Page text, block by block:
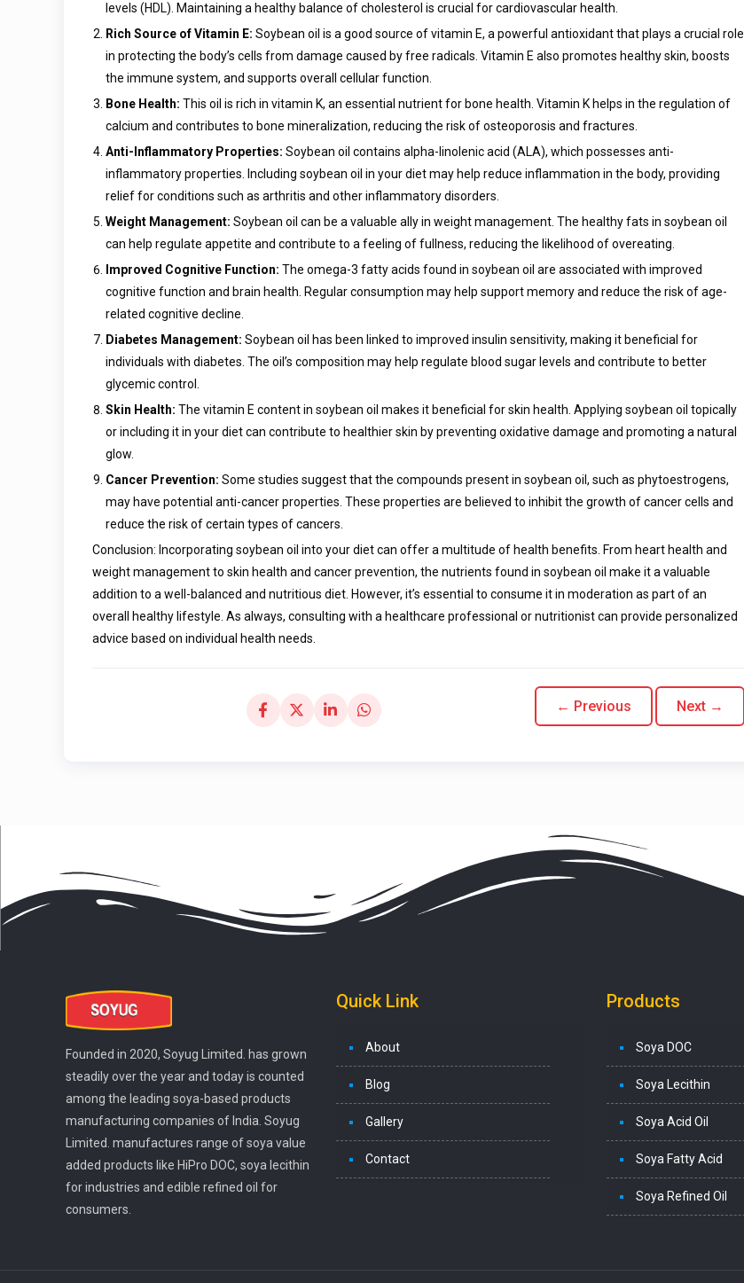
levels (HDL). Maintaining a healthy balance of cholesterol is crucial for cardiovascular health.
Rich Source of Vitamin E: Soybean oil is a good source of vitamin E, a powerful antioxidant that plays a crucial role
in protecting the body’s cells from damage caused by free radicals. Vitamin E also promotes healthy skin, boosts
the immune system, and supports overall cellular function.
Bone Health: This oil is rich in vitamin K, an essential nutrient for bone health. Vitamin K helps in the regulation of
calcium and contributes to bone mineralization, reducing the risk of osteoporosis and fractures.
Anti-Inflammatory Properties: Soybean oil contains alpha-linolenic acid (ALA), which possesses anti-
inflammatory properties. Including soybean oil in your diet may help reduce inflammation in the body, providing
relief for conditions such as arthritis and other inflammatory disorders.
Weight Management: Soybean oil can be a valuable ally in weight management. The healthy fats in soybean oil
can help regulate appetite and contribute to a feeling of fullness, reducing the likelihood of overeating.
Improved Cognitive Function: The omega-3 fatty acids found in soybean oil are associated with improved
cognitive function and brain health. Regular consumption may help support memory and reduce the risk of age-
related cognitive decline.
Diabetes Management: Soybean oil has been linked to improved insulin sensitivity, making it beneficial for
individuals with diabetes. The oil’s composition may help regulate blood sugar levels and contribute to better
glycemic control.
Skin Health: The vitamin E content in soybean oil makes it beneficial for skin health. Applying soybean oil topically
or including it in your diet can contribute to healthier skin by preventing oxidative damage and promoting a natural
glow.
Cancer Prevention: Some studies suggest that the compounds present in soybean oil, such as phytoestrogens,
may have potential anti-cancer properties. These properties are believed to inhibit the growth of cancer cells and
reduce the risk of certain types of cancers.
Conclusion: Incorporating soybean oil into your diet can offer a multitude of health benefits. From heart health and
weight management to skin health and cancer prevention, the nutrients found in soybean oil make it a valuable
addition to a well-balanced and nutritious diet. However, it’s essential to consume it in moderation as part of an
overall healthy lifestyle. As always, consulting with a healthcare professional or nutritionist can provide personalized
advice based on individual health needs.
← Previous Next →
Founded in 2020, Soyug Limited. has grown
steadily over the year and today is counted
among the leading soya-based products
manufacturing companies of India. Soyug
Limited. manufactures range of soya value
added products like HiPro DOC, soya lecithin
for industries and edible refined oil for
consumers.
Quick Link
About
Blog
Gallery
Contact
Products
Soya DOC
Soya Lecithin
Soya Acid Oil
Soya Fatty Acid
Soya Refined Oil